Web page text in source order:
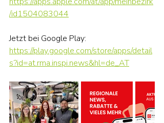
/id1504083044
Jetzt bei Google Play:
https://play.google.com/store/apps/detail
s?id=at.rma.inspi.news&hl=de_AT